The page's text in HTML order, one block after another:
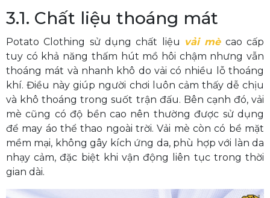
3.1. Chất liệu thoáng mát
Potato Clothing sử dụng chất liệu vải mècao cấp
tuy có khả năng thấm hút mồ hôi chậm nhưng vẫn
thoáng mát và nhanh khô do vải có nhiều lỗ thoáng
khí. Điều này giúp người chơi luôn cảm thấy dễ chịu
và khô thoáng trong suốt trận đấu. Bên cạnh đó, vải
mè cũng có độ bền cao nên thường được sử dụng
để may áo thể thao ngoài trời. Vải mè còn có bề mặt
mềm mại, không gây kích ứng da, phù hợp với làn da
nhạy cảm, đặc biệt khi vận động liên tục trong thời
gian dài.